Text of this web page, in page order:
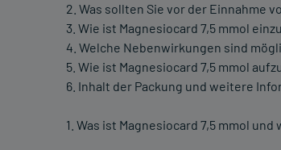
2. Was sollten Sie vor der Einnahme
3. Wie ist Magnesiocard 7,5 mmol
4. Welche Nebenwirkungen sind
5. Wie ist Magnesiocard 7,5 mmol
6. Inhalt der Packung und weitere
1. Was ist Magnesiocard 7,5 mmol